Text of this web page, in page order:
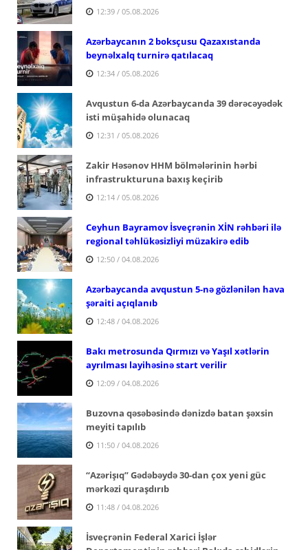
12:39 / 05.08.2026
Azərbaycanın 2 boksçusu Qazaxıstanda
beynəlxalq turnirə qatılacaq
12:34 / 05.08.2026
Avqustun 6-da Azərbaycanda 39 dərəcəyədək
isti müşahidə olunacaq
12:31 / 05.08.2026
Zakir Həsənov HHM bölmələrinin hərbi
infrastrukturuna baxış keçirib
12:14 / 05.08.2026
Ceyhun Bayramov İsveçrənin XİN rəhbəri ilə
regional təhlükəsizliyi müzakirə edib
12:50 / 04.08.2026
Azərbaycanda avqustun 5-nə gözlənilən hava
şəraiti açıqlanıb
12:48 / 04.08.2026
Bakı metrosunda Qırmızı və Yaşıl xətlərin
ayrılması layihəsinə start verilir
12:09 / 04.08.2026
Buzovna qəsəbəsində dənizdə batan şəxsin
meyiti tapılıb
11:50 / 04.08.2026
“Azərişıq” Gədəbəydə 30-dan çox yeni güc
mərkəzi quraşdırıb
11:48 / 04.08.2026
İsveçrənin Federal Xarici İşlər